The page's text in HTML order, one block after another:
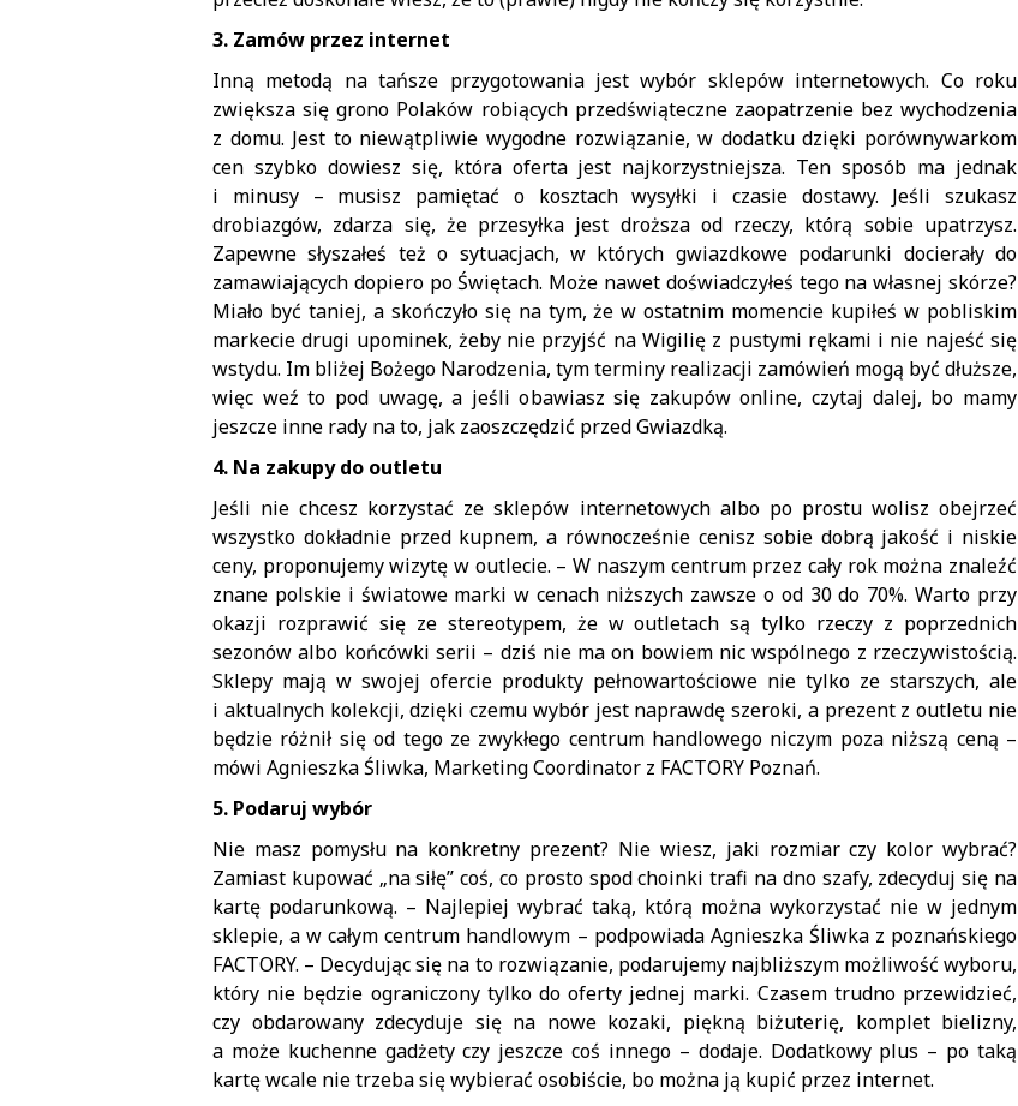
3. Zamów przez internet
Inną metodą na tańsze przygotowania jest wybór sklepów internetowych. Co roku
zwiększa się grono Polaków robiących przedświąteczne zaopatrzenie bez wychodzenia
z domu. Jest to niewątpliwie wygodne rozwiązanie, w dodatku dzięki porównywarkom
cen szybko dowiesz się, która oferta jest najkorzystniejsza. Ten sposób ma jednak
i minusy – musisz pamiętać o kosztach wysyłki i czasie dostawy. Jeśli szukasz
drobiazgów, zdarza się, że przesyłka jest droższa od rzeczy, którą sobie upatrzysz.
Zapewne słyszałeś też o sytuacjach, w których gwiazdkowe podarunki docierały do
zamawiających dopiero po Świętach. Może nawet doświadczyłeś tego na własnej skórze?
Miało być taniej, a skończyło się na tym, że w ostatnim momencie kupiłeś w pobliskim
markecie drugi upominek, żeby nie przyjść na Wigilię z pustymi rękami i nie najeść się
wstydu. Im bliżej Bożego Narodzenia, tym terminy realizacji zamówień mogą być dłuższe,
więc weź to pod uwagę, a jeśli obawiasz się zakupów online, czytaj dalej, bo mamy
jeszcze inne rady na to, jak zaoszczędzić przed Gwiazdką.
4. Na zakupy do outletu
Jeśli nie chcesz korzystać ze sklepów internetowych albo po prostu wolisz obejrzeć
wszystko dokładnie przed kupnem, a równocześnie cenisz sobie dobrą jakość i niskie
ceny, proponujemy wizytę w outlecie. – W naszym centrum przez cały rok można znaleźć
znane polskie i światowe marki w cenach niższych zawsze o od 30 do 70%. Warto przy
okazji rozprawić się ze stereotypem, że w outletach są tylko rzeczy z poprzednich
sezonów albo końcówki serii – dziś nie ma on bowiem nic wspólnego z rzeczywistością.
Sklepy mają w swojej ofercie produkty pełnowartościowe nie tylko ze starszych, ale
i aktualnych kolekcji, dzięki czemu wybór jest naprawdę szeroki, a prezent z outletu nie
będzie różnił się od tego ze zwykłego centrum handlowego niczym poza niższą ceną –
mówi Agnieszka Śliwka, Marketing Coordinator z FACTORY Poznań.
5. Podaruj wybór
Nie masz pomysłu na konkretny prezent? Nie wiesz, jaki rozmiar czy kolor wybrać?
Zamiast kupować „na siłę” coś, co prosto spod choinki trafi na dno szafy, zdecyduj się na
kartę podarunkową. – Najlepiej wybrać taką, którą można wykorzystać nie w jednym
sklepie, a w całym centrum handlowym – podpowiada Agnieszka Śliwka z poznańskiego
FACTORY. – Decydując się na to rozwiązanie, podarujemy najbliższym możliwość wyboru,
który nie będzie ograniczony tylko do oferty jednej marki. Czasem trudno przewidzieć,
czy obdarowany zdecyduje się na nowe kozaki, piękną biżuterię, komplet bielizny,
a może kuchenne gadżety czy jeszcze coś innego – dodaje. Dodatkowy plus – po taką
kartę wcale nie trzeba się wybierać osobiście, bo można ją kupić przez internet.